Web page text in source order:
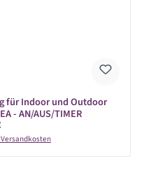
für Indoor und Outdoor
- AN/AUS/TIMER
Preis: